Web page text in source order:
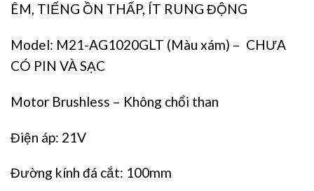
ÊM, TIẾNG ỒN THẤP, ÍT RUNG ĐỘNG
Model: M21-AG1020GLT (Màu xám) – CHƯA
CÓ PIN VÀ SẠC
Motor Brushless – Không chổi than
Điện áp: 21V
Đường kính đá cắt: 100mm